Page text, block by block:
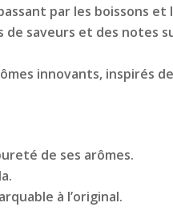
par les boissons et
de saveurs et des notes
innovants, inspirés
de ses arômes.
à l’original.